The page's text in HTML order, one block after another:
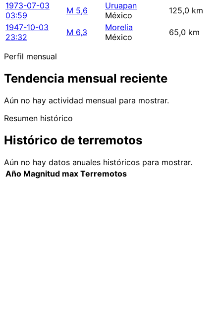
1973-07-03
03:59
M 5,6
Uruapan
México
125,0 km
1947-10-03
23:32
M 6,3
Morelia
México
65,0 km
Perfil mensual
Tendencia mensual reciente
Aún no hay actividad mensual para mostrar.
Resumen histórico
Histórico de terremotos
Aún no hay datos anuales históricos para mostrar.
Año Magnitud max Terremotos